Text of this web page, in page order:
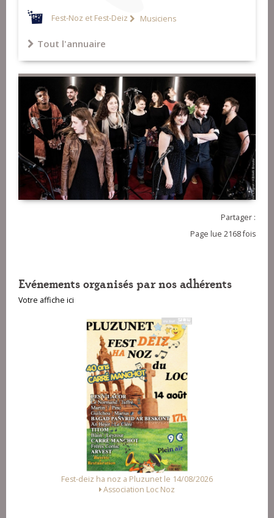
Fest-Noz et Fest-Deiz Musiciens
Tout l'annuaire
Partager :
Page lue 2168 fois
Evénements organisés par nos adhérents
Votre affiche ici
Fest-deiz ha noz a Pluzunet le 14/08/2026
Association Loc Noz